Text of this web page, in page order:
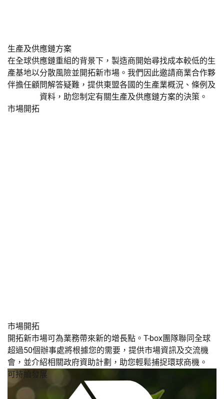
生產及供應鏈方案
在全球供應鏈重組的背景下，製造商開始尋找成本較低的生
產基地以分散風險並開拓新市場。我們因此邀請商業合作夥
伴擔任顧問解答疑難，提供東盟各國的生產業概況、條例及
資料，助您制定有關生產及供應鏈方案的決策。
市場開拓
市場開拓
開拓新市場可為業務帶來新的增長點。T-box團隊聯同全球
超過50個辦事處將根據您的需要，提供市場資訊及交流機
會，並介紹相關政府資助計劃，助您輕鬆捕捉環球商機。
可持續發展